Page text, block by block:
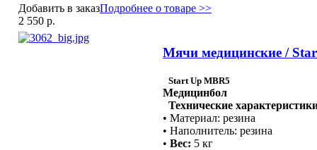
Добавить в заказПодробнее о товаре >>
2 550 р.
Мячи медицинские /
Start Up MBR5
Медицинбол
Технические
• Материал: резина
• Наполнитель: резина
• Вес: 5 кг